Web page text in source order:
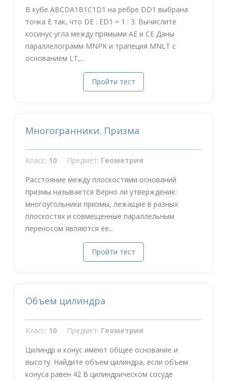
В кубе ABCDA1B1C1D1 на ребре DD1 выбрана
точка Е так, что DE : ED1 = 1 : 3. Вычислите
косинус угла между прямыми АЕ и СE Даны
параллелограмм MNPK и трапеция MNLT с
основанием LT,...
Пройти тест
Многогранники. Призма
Класс: 10 Предмет: Геометрия
Расстояние между плоскостями оснований
призмы называется Верно ли утверждение:
многоугольники призмы, лежащие в разных
плоскостях и совмещенные параллельным
переносом являются ее...
Пройти тест
Объем цилиндра
Класс: 10 Предмет: Геометрия
Цилиндр и конус имеют общее основание и
высоту. Найдите объем цилиндра, если объем
конуса равен 42 В цилиндрическом сосуде